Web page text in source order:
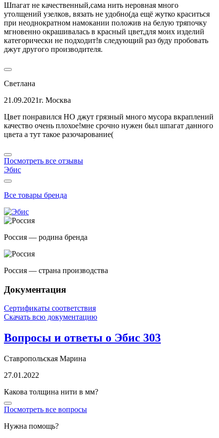
Шпагат не качественный,сама нить неровная много
утолщений узелков, вязать не удобно(да ещё жутко краситься
при неоднократном намокании положив на белую тряпочку
мгновенно окрашивалась в красный цвет,для моих изделий
категорически не подходит!в следующий раз буду пробовать
джут другого производителя.
Светлана
21.09.2021г. Москва
Цвет понравился НО джут грязный много мусора вкраплений
качество очень плохое!мне срочно нужен был шпагат данного
цвета а тут такое разочарование(
Посмотреть все отзывы
Эбис
Все товары бренда
Россия — родина бренда
Россия — страна производства
Документация
Сертификаты соответствия
Скачать всю документацию
Вопросы и ответы о Эбис 303
Ставропольская Марина
27.01.2022
Какова толщина нити в мм?
Посмотреть все вопросы
Нужна помощь?